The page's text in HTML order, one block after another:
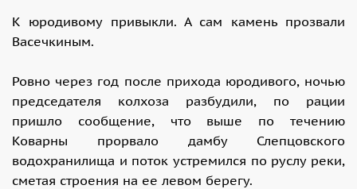
К юродивому привыкли. А сам камень прозвали
Васечкиным.
Ровно через год после прихода юродивого, ночью
председателя колхоза разбудили, по рации
пришло сообщение, что выше по течению
Коварны прорвало дамбу Слепцовского
водохранилища и поток устремился по руслу реки,
сметая строения на ее левом берегу.